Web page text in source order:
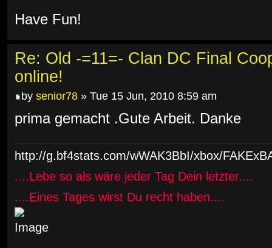
Have Fun!
Re: Old -=11=- Clan DC Final
online!
by senior78 » Tue 15 Jun, 2010 8:59 am
prima gemacht .Gute Arbeit. Danke
http://g.bf4stats.com/wWAK3BbI/xbox/
....Lebe so als wäre jeder Tag Dein letzter....
....Eines Tages wirst Du recht haben....